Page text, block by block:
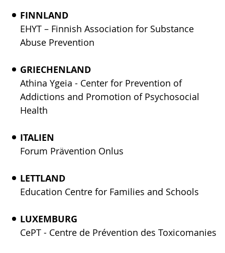
FINNLAND
EHYT – Finnish Association for Substance
Abuse Prevention
GRIECHENLAND
Athina Ygeia - Center for Prevention of
Addictions and Promotion of Psychosocial
Health
ITALIEN
Forum Prävention Onlus
LETTLAND
Education Centre for Families and Schools
LUXEMBURG
CePT - Centre de Prévention des Toxicomanies